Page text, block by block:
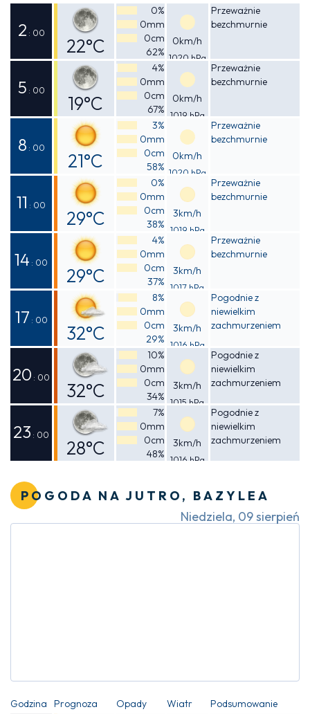
2 : 00
22°C
Odczuwalna
22°C
0%
0mm
0cm
62%
0km/h
1020 hPa
Przeważnie
bezchmurnie
5 : 00
19°C
Odczuwalna
19°C
4%
0mm
0cm
67%
0km/h
1019 hPa
Przeważnie
bezchmurnie
8 : 00
21°C
Odczuwalna
21°C
3%
0mm
0cm
58%
0km/h
1020 hPa
Przeważnie
bezchmurnie
11 : 00
29°C
Odczuwalna
28°C
0%
0mm
0cm
38%
3km/h
1019 hPa
Przeważnie
bezchmurnie
14 : 00
29°C
Odczuwalna
28°C
4%
0mm
0cm
37%
3km/h
1017 hPa
Przeważnie
bezchmurnie
17 : 00
32°C
Odczuwalna
31°C
8%
0mm
0cm
29%
3km/h
1016 hPa
Pogodnie z
niewielkim
zachmurzeniem
20 : 00
32°C
Odczuwalna
31°C
10%
0mm
0cm
34%
3km/h
1015 hPa
Pogodnie z
niewielkim
zachmurzeniem
23 : 00
28°C
7%
0mm
0cm
48%
3km/h
1016 hPa
Pogodnie z
niewielkim
zachmurzeniem
POGODA NA JUTRO, BAZYLEA
Niedziela, 09 sierpień
Godzina Prognoza Opady Wiatr Podsumowanie